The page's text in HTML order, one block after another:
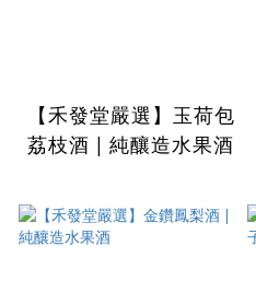
【禾發堂嚴選】玉荷包
荔枝酒 | 純釀造水果酒